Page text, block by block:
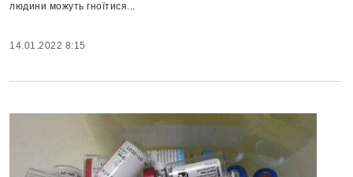
людини можуть гноїтися...
14.01.2022 8:15